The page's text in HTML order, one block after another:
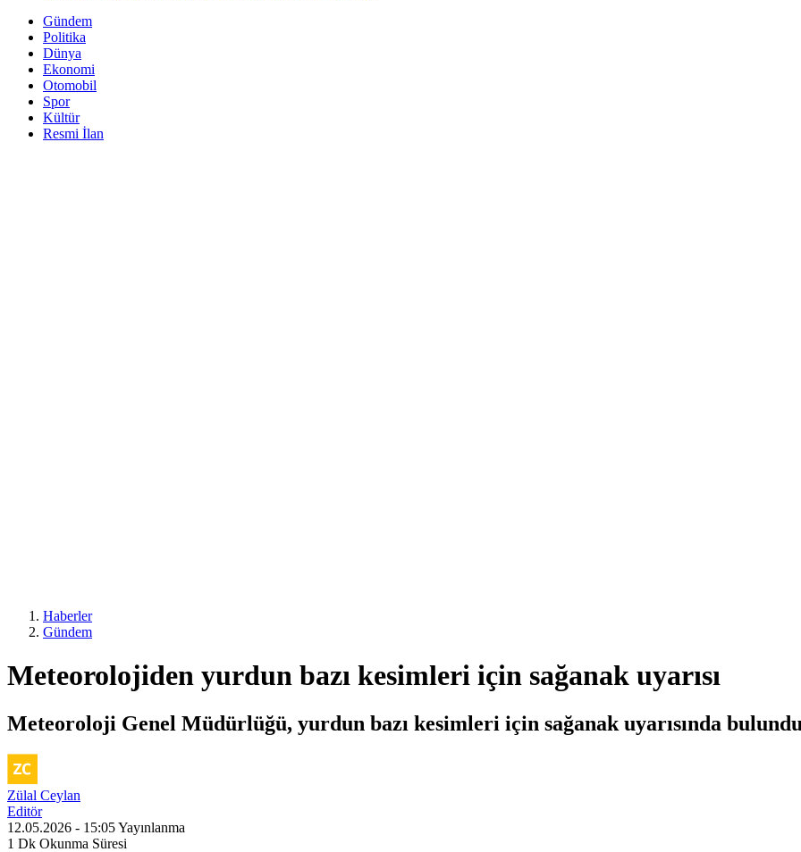
Gündem
Politika
Dünya
Ekonomi
Otomobil
Spor
Kültür
Resmi İlan
Haberler
Gündem
Meteorolojiden yurdun bazı kesimleri için sağanak uyarısı
Meteoroloji Genel Müdürlüğü, yurdun bazı kesimleri için sağanak uyarısında
Zülal Ceylan
Editör
12.05.2026 - 15:05Yayınlanma
1 Dk Okunma Süresi